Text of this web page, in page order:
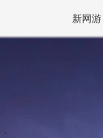
新网游